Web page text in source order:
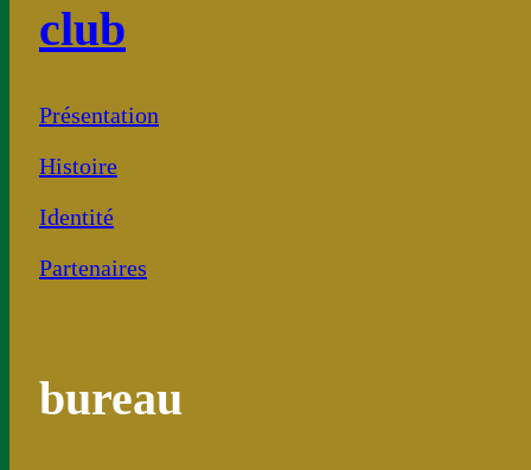
club
Présentation
Histoire
Identité
Partenaires
bureau